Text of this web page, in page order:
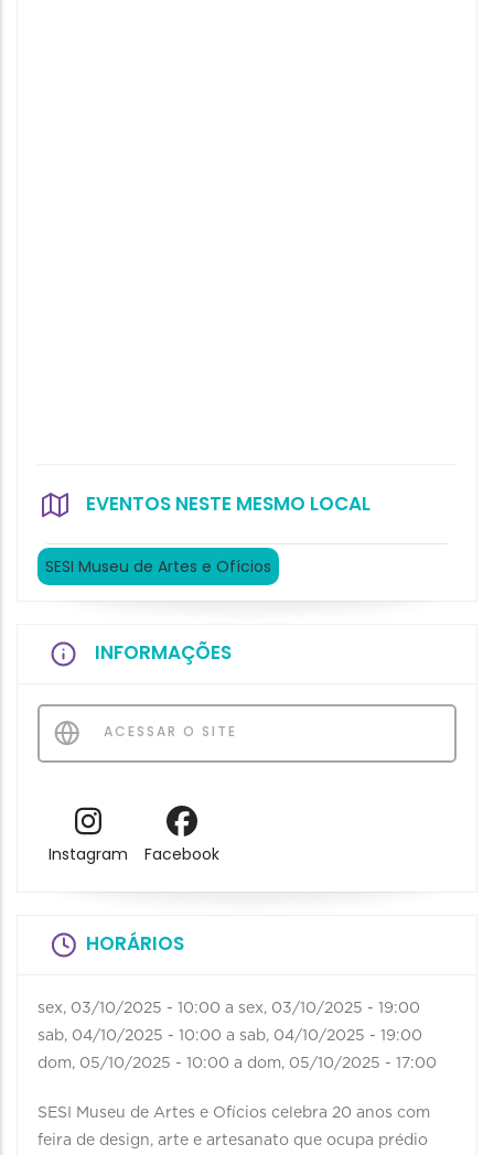
EVENTOS NESTE MESMO LOCAL
SESI Museu de Artes e Ofícios
INFORMAÇÕES
ACESSAR O SITE
Instagram Facebook
HORÁRIOS
sex, 03/10/2025 - 10:00 a sex, 03/10/2025 - 19:00
sab, 04/10/2025 - 10:00 a sab, 04/10/2025 - 19:00
dom, 05/10/2025 - 10:00 a dom, 05/10/2025 - 17:00
SESI Museu de Artes e Ofícios celebra 20 anos com
feira de design, arte e artesanato que ocupa prédio